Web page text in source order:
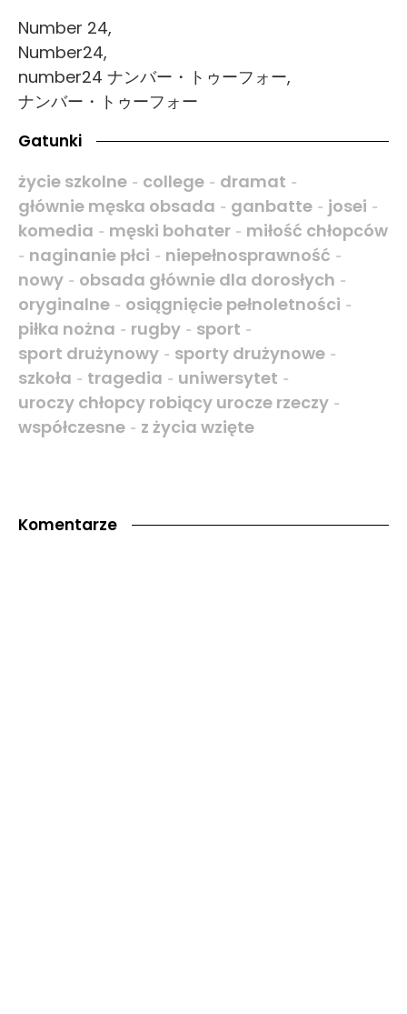
Number 24,
Number24,
number24 ナンバー・トゥーフォー,
ナンバー・トゥーフォー
Gatunki
życie szkolne - college - dramat -
głównie męska obsada - ganbatte - josei -
komedia - męski bohater - miłość chłopców
- naginanie płci - niepełnosprawność -
nowy - obsada głównie dla dorosłych -
oryginalne - osiągnięcie pełnoletności -
piłka nożna - rugby - sport -
sport drużynowy - sporty drużynowe -
szkoła - tragedia - uniwersytet -
uroczy chłopcy robiący urocze rzeczy -
współczesne - z życia wzięte
Komentarze